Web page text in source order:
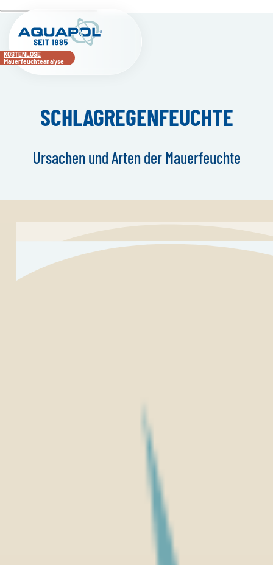
KOSTENLOSE
Mauerfeuchteanalyse
SCHLAGREGEN­FEUCHTE
Ursachen und Arten der Mauerfeuchte